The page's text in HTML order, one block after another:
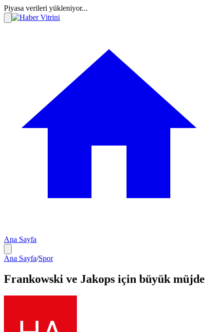
Piyasa verileri yükleniyor...
Ana Sayfa
Ana Sayfa/Spor
Frankowski ve Jakops için büyük müjde